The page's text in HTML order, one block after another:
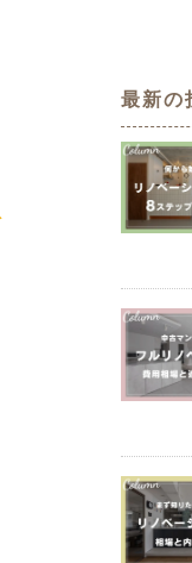
店舗リノベーション
最新の